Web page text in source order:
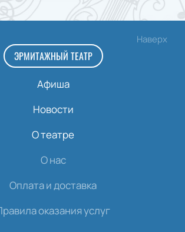
Наверх
ЭРМИТАЖНЫЙ ТЕАТР
Афиша
Новости
О театре
О нас
Оплата и доставка
оказания услуг